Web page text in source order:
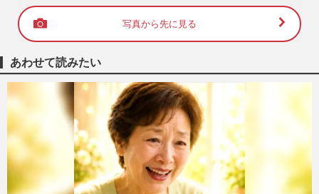
写真から先に見る
あわせて読みたい